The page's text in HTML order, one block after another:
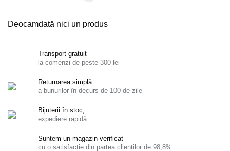
Deocamdată nici un produs
Transport gratuit
la comenzi de peste 300 lei
Returnarea simplă
a bunurilor în decurs de 100 de zile
Bijuterii în stoc,
expediere rapidă
Suntem un magazin verificat
cu o satisfacție din partea clienților de 98,8%